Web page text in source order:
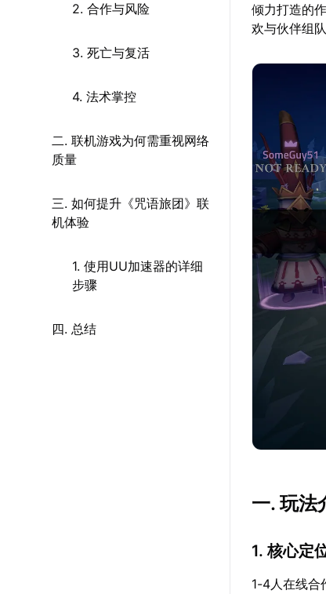
2. 合作与风险
3. 死亡与复活
4. 法术掌控
二. 联机游戏为何需重视网络
质量
三. 如何提升《咒语旅团》联
机体验
1. 使用UU加速器的详细
步骤
四. 总结
倾力打造的
欢与伙伴组
一. 玩法
1. 核心定
1-4人在线合